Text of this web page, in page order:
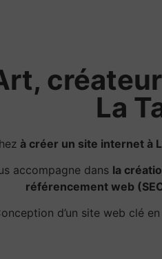
La
à créer un site internet à
accompagne dans la
référencement web
d’un site web clé